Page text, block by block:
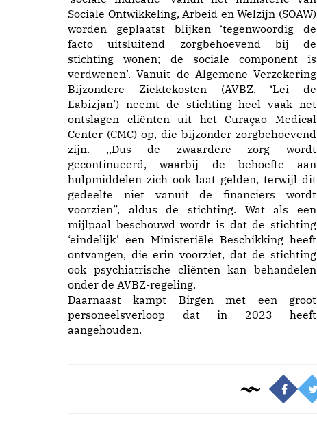
Sociale Ontwikkeling, Arbeid en Welzijn (SOAW)
worden geplaatst blijken ‘tegenwoordig de
facto uitsluitend zorgbehoevend bij de
stichting wonen; de sociale component is
verdwenen’. Vanuit de Algemene Verzekering
Bijzondere Ziektekosten (AVBZ, ‘Lei de
Labizjan’) neemt de stichting heel vaak net
ontslagen cliënten uit het Curaçao Medical
Center (CMC) op, die bijzonder zorgbehoevend
zijn. ,,Dus de zwaardere zorg wordt
gecontinueerd, waarbij de behoefte aan
hulpmiddelen zich ook laat gelden, terwijl dit
gedeelte niet vanuit de financiers wordt
voorzien”, aldus de stichting. Wat als een
mijlpaal beschouwd wordt is dat de stichting
‘eindelijk’ een Ministeriële Beschikking heeft
ontvangen, die erin voorziet, dat de stichting
ook psychiatrische cliënten kan behandelen
onder de AVBZ-regeling.
Daarnaast kampt Birgen met een groot
personeelsverloop dat in 2023 heeft
aangehouden.